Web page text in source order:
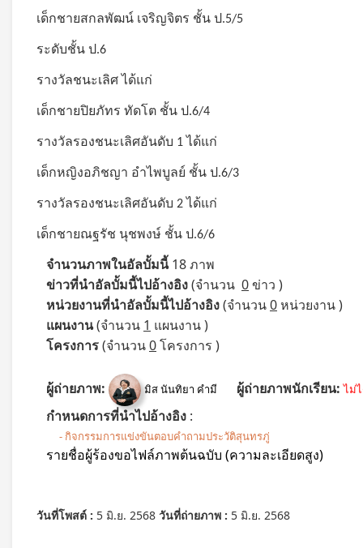
เด็กชายสกลพัฒน์ เจริญจิตร ชั้น ป.5/5
ระดับชั้น ป.6
รางวัลชนะเลิศ ได้แก่
เด็กชายปิยภัทร ทัดโต ชั้น ป.6/4
รางวัลรองชนะเลิศอันดับ 1 ได้แก่
เด็กหญิงอภิชญา อำไพบูลย์ ชั้น ป.6/3
รางวัลรองชนะเลิศอันดับ 2 ได้แก่
เด็กชายณฐรัช นุชพงษ์ ชั้น ป.6/6
จำนวนภาพในอัลบั้มนี้18 ภาพ
ข่าวที่นำอัลบั้มนี้ไปอ้างอิง(จำนวน 0ข่าว )
หน่วยงานที่นำอัลบั้มนี้ไปอ้างอิง(จำนวน0หน่วยงาน )
แผนงาน(จำนวน 1 แผนงาน )
โครงการ(จำนวน0โครงการ )
ผู้ถ่ายภาพ: มิส นันทิยา คำมี ผู้ถ่ายภาพนักเรียน: ไม่
กำหนดการที่นำไปอ้างอิง :
- กิจกรรมการแข่งขันตอบคำถามประวัติสุนทรภู่
รายชื่อผู้ร้องขอไฟล์ภาพต้นฉบับ (ความละเอียดสูง)
วันที่โพสต์ : 5 มิ.ย. 2568 วันที่ถ่ายภาพ : 5 มิ.ย. 2568